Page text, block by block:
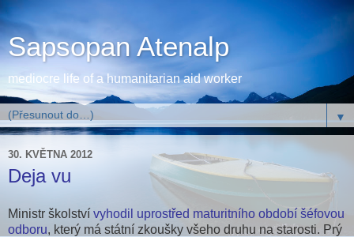
Sapsopan Atenalp
mediocre life of a humanitarian aid worker
▼
30. KVĚTNA 2012
Deja vu
Ministr školství vyhodil uprostřed maturitního období šéfovou
odboru, který má státní zkoušky všeho druhu na starosti. Prý